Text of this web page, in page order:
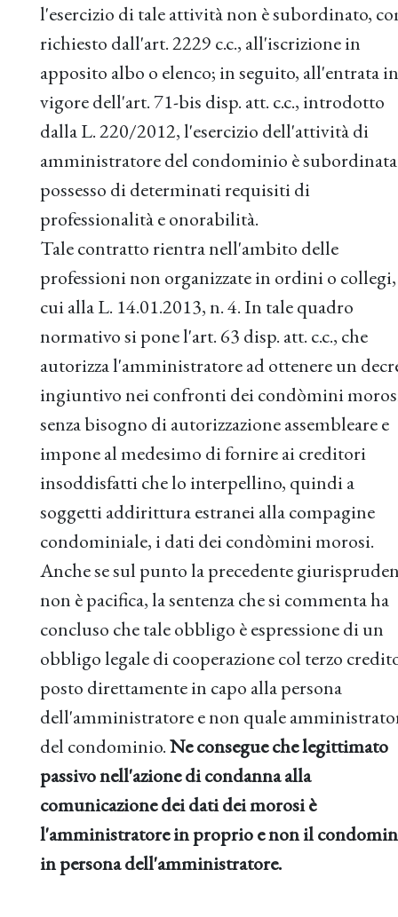
l'esercizio di tale attività non è subordinato,
richiesto dall'art. 2229 c.c., all'iscrizione in
apposito albo o elenco; in seguito, all'entrata in
vigore dell'art. 71-bis disp. att. c.c., introdotto
dalla L. 220/2012, l'esercizio dell'attività di
amministratore del condominio è
possesso di determinati requisiti di
professionalità e onorabilità.
Tale contratto rientra nell'ambito delle
professioni non organizzate in ordini o
cui alla L. 14.01.2013, n. 4. In tale quadro
normativo si pone l'art. 63 disp. att. c.c., che
autorizza l'amministratore ad ottenere un
ingiuntivo nei confronti dei condòmini
senza bisogno di autorizzazione assembleare e
impone al medesimo di fornire ai creditori
insoddisfatti che lo interpellino, quindi a
soggetti addirittura estranei alla compagine
condominiale, i dati dei condòmini morosi.
Anche se sul punto la precedente
non è pacifica, la sentenza che si commenta ha
concluso che tale obbligo è espressione di un
obbligo legale di cooperazione col terzo
posto direttamente in capo alla persona
dell'amministratore e non quale
del condominio.Ne consegue che legittimato
passivo nell'azione di condanna alla
comunicazione dei dati dei morosi è
l'amministratore in proprio e non il
in persona dell'amministratore.